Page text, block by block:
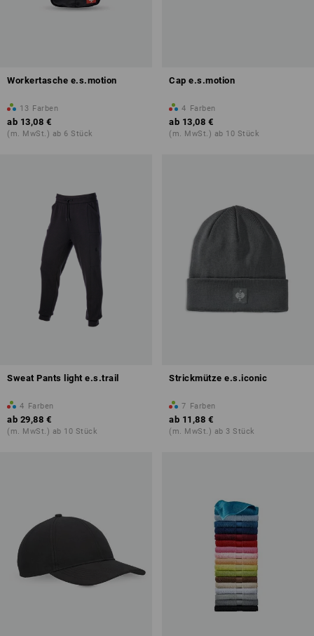
Workertasche e.s.motion
13 Farben
ab 13,08 €
(m. MwSt.) ab 6 Stück
Cap e.s.motion
4 Farben
ab 13,08 €
(m. MwSt.) ab 10 Stück
Sweat Pants light e.s.trail
4 Farben
ab 29,88 €
(m. MwSt.) ab 10 Stück
Strickmütze e.s.iconic
7 Farben
ab 11,88 €
(m. MwSt.) ab 3 Stück